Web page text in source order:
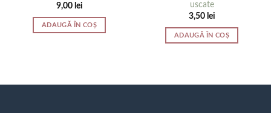
9,00 lei
ADAUGĂ ÎN COȘ
uscate
3,50 lei
ADAUGĂ ÎN COȘ